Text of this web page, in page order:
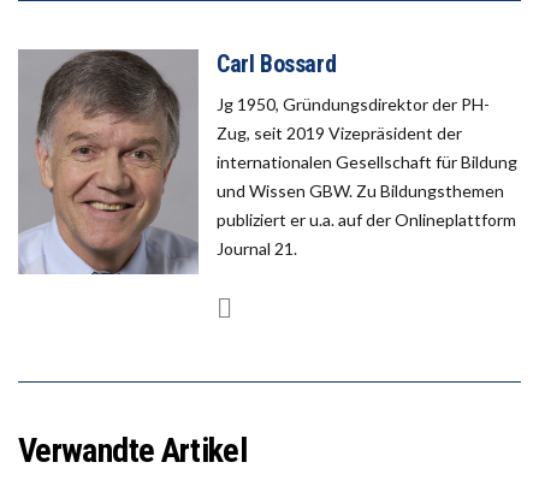
Carl Bossard
Jg 1950, Gründungsdirektor der PH-
Zug, seit 2019 Vizepräsident der
internationalen Gesellschaft für Bildung
und Wissen GBW. Zu Bildungsthemen
publiziert er u.a. auf der Onlineplattform
Journal 21.
Verwandte Artikel